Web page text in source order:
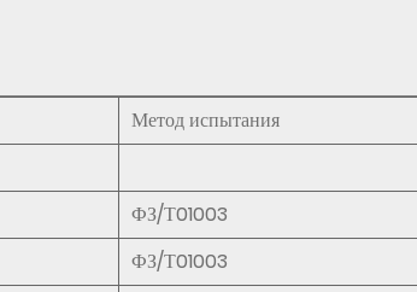
Метод испытания
ФЗ/Т01003
ФЗ/Т01003